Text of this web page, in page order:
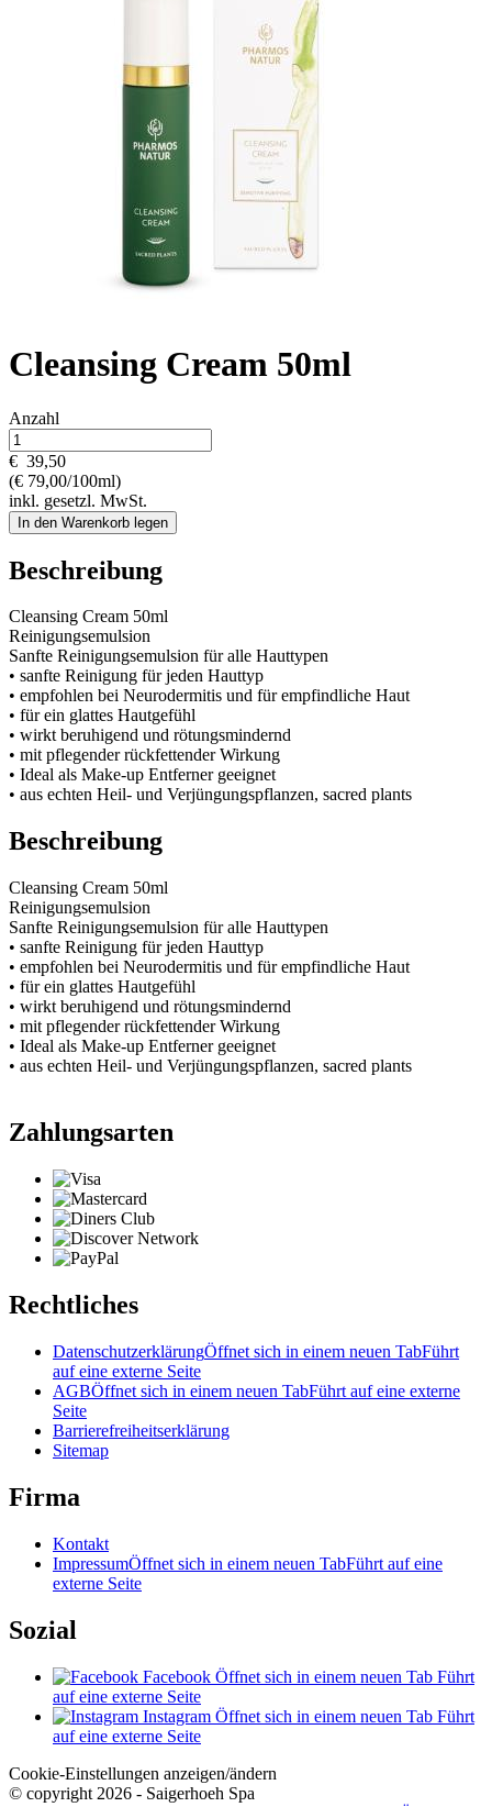
Cleansing Cream 50ml
Anzahl
€ 39,50
(€ 79,00/100ml)
inkl. gesetzl. MwSt.
In den Warenkorb legen
Beschreibung
Cleansing Cream 50ml
Reinigungsemulsion
Sanfte Reinigungsemulsion für alle Hauttypen
• sanfte Reinigung für jeden Hauttyp
• empfohlen bei Neurodermitis und für empfindliche Haut
• für ein glattes Hautgefühl
• wirkt beruhigend und rötungsmindernd
• mit pflegender rückfettender Wirkung
• Ideal als Make-up Entferner geeignet
• aus echten Heil- und Verjüngungspflanzen, sacred plants
Beschreibung
Cleansing Cream 50ml
Reinigungsemulsion
Sanfte Reinigungsemulsion für alle Hauttypen
• sanfte Reinigung für jeden Hauttyp
• empfohlen bei Neurodermitis und für empfindliche Haut
• für ein glattes Hautgefühl
• wirkt beruhigend und rötungsmindernd
• mit pflegender rückfettender Wirkung
• Ideal als Make-up Entferner geeignet
• aus echten Heil- und Verjüngungspflanzen, sacred plants
Zahlungsarten
Rechtliches
DatenschutzerklärungÖffnet sich in einem neuen TabFührt
auf eine externe Seite
AGBÖffnet sich in einem neuen TabFührt auf eine externe
Seite
Barrierefreiheitserklärung
Sitemap
Firma
Kontakt
ImpressumÖffnet sich in einem neuen TabFührt auf eine
externe Seite
Sozial
Facebook Öffnet sich in einem neuen Tab Führt
auf eine externe Seite
Instagram Öffnet sich in einem neuen Tab Führt
auf eine externe Seite
Cookie-Einstellungen anzeigen/ändern
© copyright 2026 - Saigerhoeh Spa